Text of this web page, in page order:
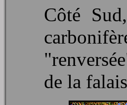
Côté
de la